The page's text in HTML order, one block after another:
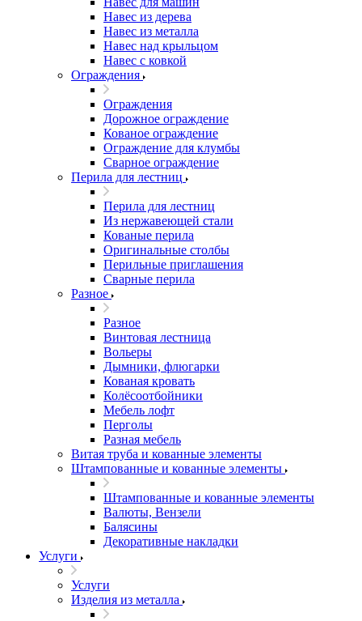
Навес из дерева
Навес из металла
Навес над крыльцом
Навес с ковкой
Ограждения
Ограждения
Дорожное ограждение
Кованое ограждение
Ограждение для клумбы
Сварное ограждение
Перила для лестниц
Перила для лестниц
Из нержавеющей стали
Кованые перила
Оригинальные столбы
Перильные приглашения
Сварные перила
Разное
Разное
Винтовая лестница
Вольеры
Дымники, флюгарки
Кованая кровать
Колёсоотбойники
Мебель лофт
Перголы
Разная мебель
Витая труба и кованные элементы
Штампованные и кованные элементы
Штампованные и кованные элементы
Валюты, Вензели
Балясины
Декоративные накладки
Услуги
Услуги
Изделия из металла